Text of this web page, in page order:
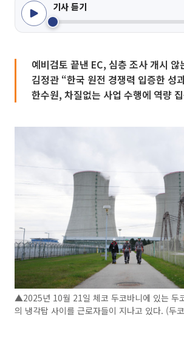
기사 듣기
예비검토 끝낸 EC, 심층 조사 개시 않
김정관 “한국 원전 경쟁력 입증한 성
한수원, 차질없는 사업 수행에 역량
▲2025년 10월 21일 체코 두코바니에 있는 두
의 냉각탑 사이를 근로자들이 지나고 있다. (두